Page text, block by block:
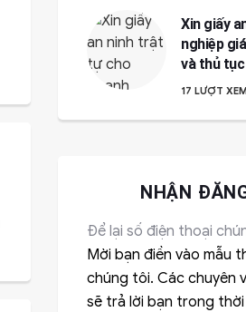
Xin giấy
nghiệp
và thủ
17 LƯỢT
NHẬN
Để lại số điện thoại
Mời bạn điền vào mẫu
chúng tôi. Các chuyên
sẽ trả lời bạn trong